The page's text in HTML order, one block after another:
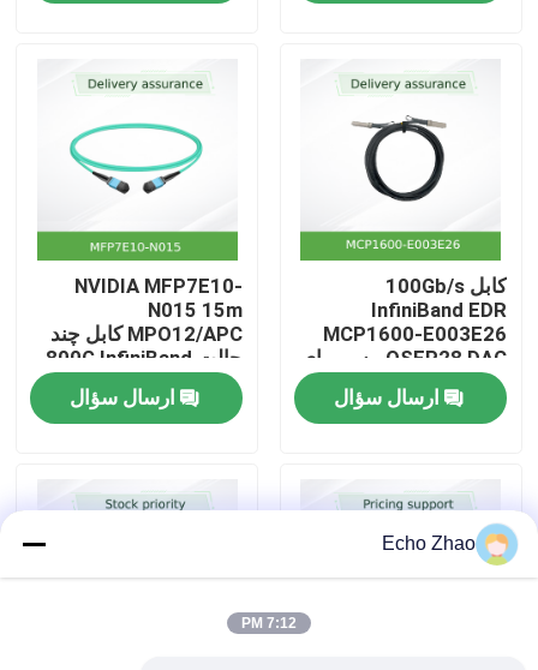
درباره ما
بازدید از کارخانه
کنترل کیفیت
با ما تماس بگیرید
اخبار
پرونده ها
کابل 100Gb/s
InfiniBand EDR
MCP1600-E003E26
QSFP28 DAC مس برای
بالای قفسه
ارسال سؤال
NVIDIA MFP7E10-
N015 15m
MPO12/APC کابل چند
حالت 800G InfiniBand
ارسال سؤال
Echo Zhao
7:12 PM